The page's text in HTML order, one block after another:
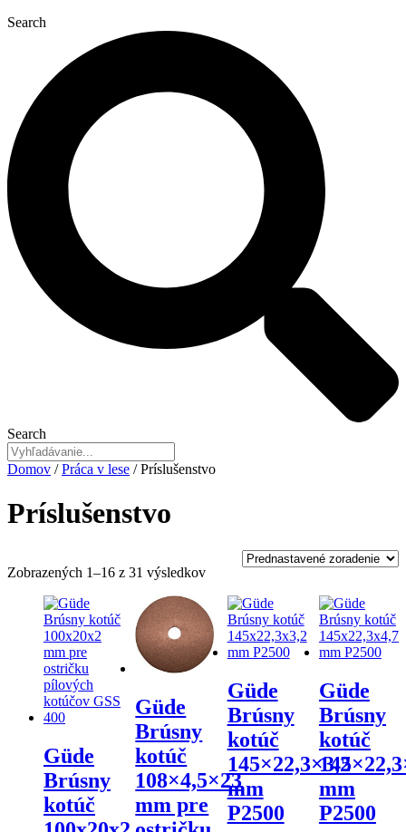
Search
Search
Domov /Práca v lese / Príslušenstvo
Príslušenstvo
Zobrazených 1–16 z 31 výsledkov
Güde
Brúsny
kotúč
Güde
Brúsny
kotúč
108×4,5×23
mm pre
Güde
Brúsny
kotúč
145×22,3×3,2
mm
P2500
Güde
Brúsny
kotúč
mm
P2500